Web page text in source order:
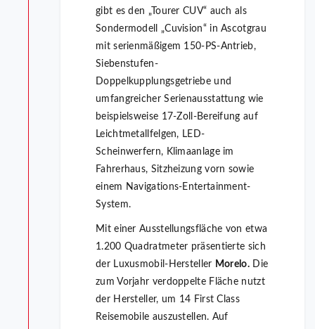
gibt es den „Tourer CUV“ auch als
Sondermodell „Cuvision“ in Ascotgrau
mit serienmäßigem 150-PS-Antrieb,
Siebenstufen-
Doppelkupplungsgetriebe und
umfangreicher Serienausstattung wie
beispielsweise 17-Zoll-Bereifung auf
Leichtmetallfelgen, LED-
Scheinwerfern, Klimaanlage im
Fahrerhaus, Sitzheizung vorn sowie
einem Navigations-Entertainment-
System.
Mit einer Ausstellungsfläche von etwa
1.200 Quadratmeter präsentierte sich
der Luxusmobil-Hersteller Morelo.Die
zum Vorjahr verdoppelte Fläche nutzt
der Hersteller, um 14 First Class
Reisemobile auszustellen. Auf